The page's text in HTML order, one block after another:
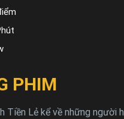
PHIM
Tiền Lẻ kể về những người